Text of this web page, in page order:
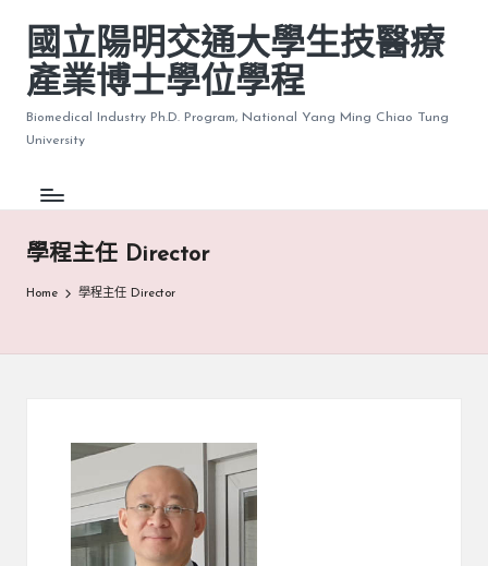
國立陽明交通大學生技醫療
產業博士學位學程
Biomedical Industry Ph.D. Program, National Yang Ming Chiao Tung
University
學程主任 Director
Home 學程主任 Director